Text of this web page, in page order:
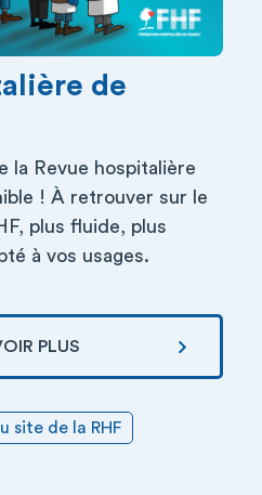
de
la Revue hospitalière
! À retrouver sur le
plus fluide, plus
à vos usages.
PLUS
site de la RHF